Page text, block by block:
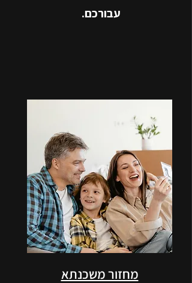
עבורכם.
מחזור משכנתא